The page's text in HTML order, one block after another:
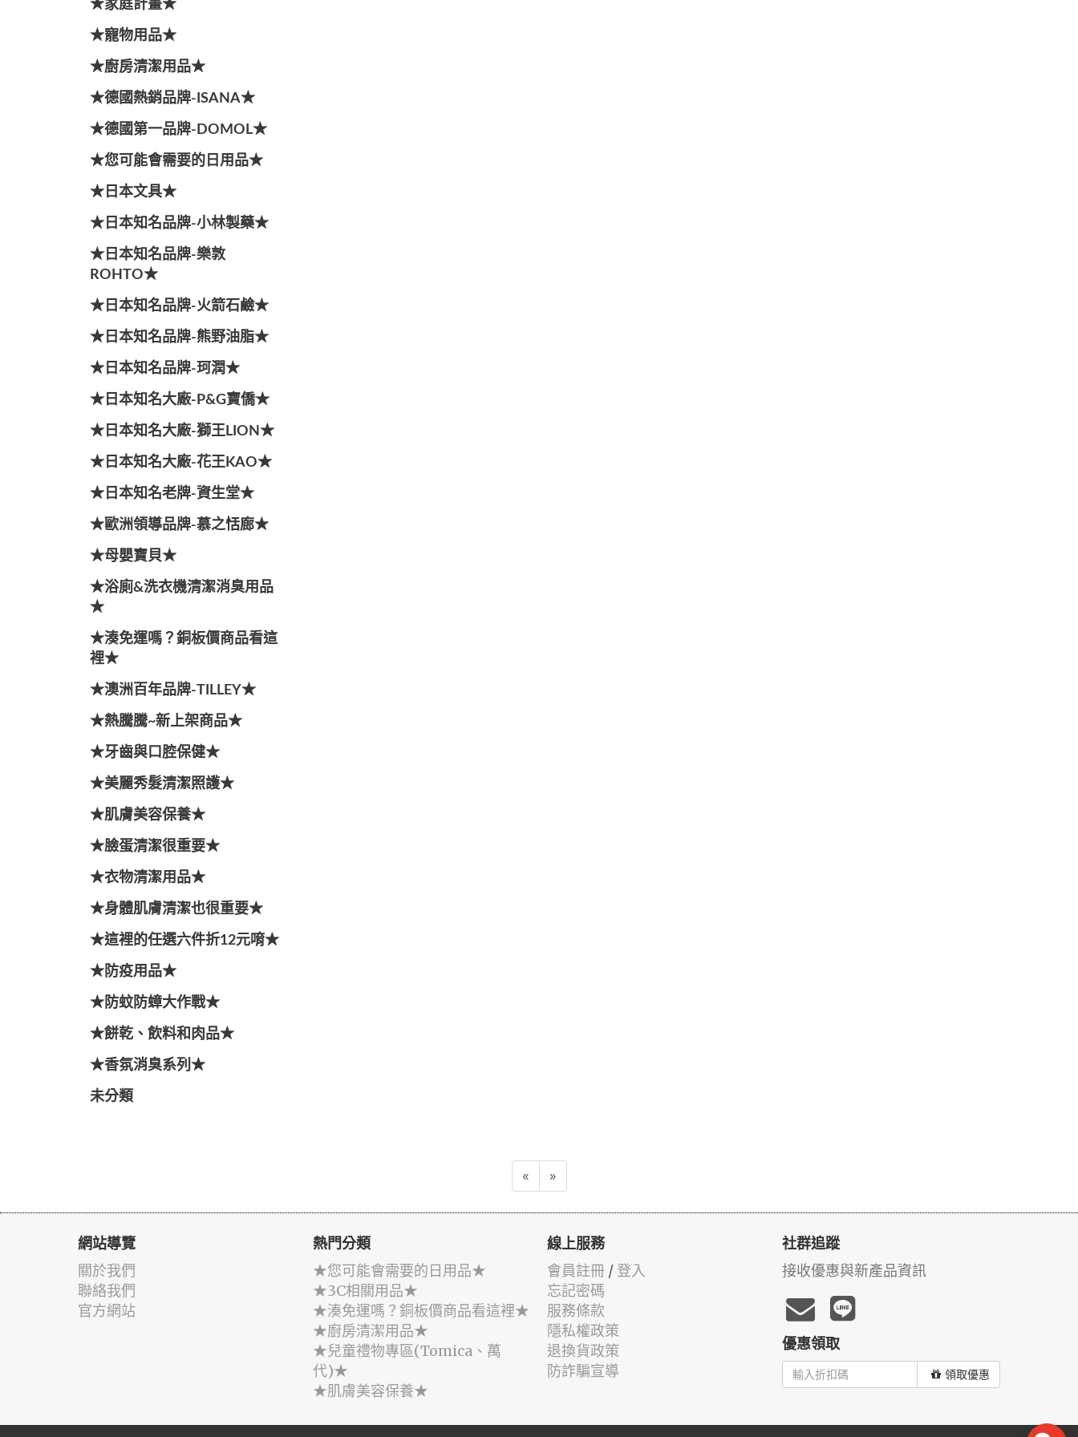
★家庭計畫★
★寵物用品★
★廚房清潔用品★
★德國熱銷品牌-ISANA★
★德國第一品牌-DOMOL★
★您可能會需要的日用品★
★日本文具★
★日本知名品牌-小林製藥★
★日本知名品牌-樂敦
ROHTO★
★日本知名品牌-火箭石鹼★
★日本知名品牌-熊野油脂★
★日本知名品牌-珂潤★
★日本知名大廠-P&G寶僑★
★日本知名大廠-獅王LION★
★日本知名大廠-花王KAO★
★日本知名老牌-資生堂★
★歐洲領導品牌-慕之恬廊★
★母嬰寶貝★
★浴廁&洗衣機清潔消臭用品
★
★湊免運嗎？銅板價商品看這
裡★
★澳洲百年品牌-TILLEY★
★熱騰騰~新上架商品★
★牙齒與口腔保健★
★美麗秀髮清潔照護★
★肌膚美容保養★
★臉蛋清潔很重要★
★衣物清潔用品★
★身體肌膚清潔也很重要★
★這裡的任選六件折12元唷★
★防疫用品★
★防蚊防蟑大作戰★
★餅乾、飲料和肉品★
★香氛消臭系列★
未分類
« »
網站導覽
關於我們
聯絡我們
官方網站
熱門分類
★您可能會需要的日用品★
★3C相關用品★
★湊免運嗎？銅板價商品看這裡★
★廚房清潔用品★
★兒童禮物專區(Tomica、萬
代)★
★肌膚美容保養★
線上服務
會員註冊 / 登入
忘記密碼
服務條款
隱私權政策
退換貨政策
防詐騙宣導
社群追蹤
接收優惠與新產品資訊
優惠領取
領取優惠